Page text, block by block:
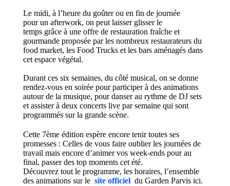
Le midi, à l’heure du goûter ou en fin de journée
pour un afterwork, on peut laisser glisser le
temps grâce à une offre de restauration fraîche et
gourmande proposée par les nombreux restaurateurs du
food market, les Food Trucks et les bars aménagés dans
cet espace végétal.
Durant ces six semaines, du côté musical, on se donne
rendez-vous en soirée pour participer à des animations
autour de la musique, pour danser au rythme de DJ sets
et assister à deux concerts live par semaine qui sont
programmés sur la grande scène.
Cette 7ème édition espère encore tenir toutes ses
promesses : Celles de vous faire oublier les journées de
travail mais encore d’animer vos week-ends pour au
final, passer des top moments cet été.
Découvrez tout le programme, les horaires, l’ensemble
des animations sur le site officieldu Garden Parvis ici.